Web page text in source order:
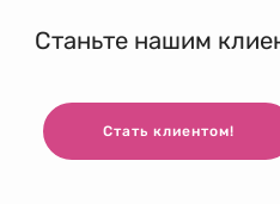
Станьте нашим
Стать клиентом!